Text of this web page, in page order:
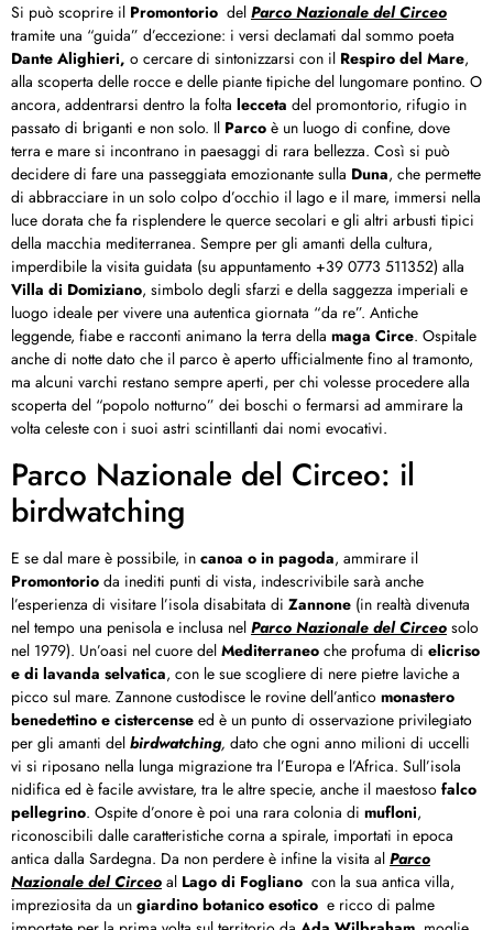
Si può scoprire il Promontorio del Parco Nazionale del Circeo
tramite una “guida” d’eccezione: i versi declamati dal sommo poeta
Dante Alighieri, o cercare di sintonizzarsi con il Respiro del Mare,
alla scoperta delle rocce e delle piante tipiche del lungomare pontino. O
ancora, addentrarsi dentro la folta lecceta del promontorio, rifugio in
passato di briganti e non solo. Il Parco è un luogo di confine, dove
terra e mare si incontrano in paesaggi di rara bellezza. Così si può
decidere di fare una passeggiata emozionante sulla Duna, che permette
di abbracciare in un solo colpo d’occhio il lago e il mare, immersi nella
luce dorata che fa risplendere le querce secolari e gli altri arbusti tipici
della macchia mediterranea. Sempre per gli amanti della cultura,
imperdibile la visita guidata (su appuntamento +39 0773 511352) alla
Villa di Domiziano, simbolo degli sfarzi e della saggezza imperiali e
luogo ideale per vivere una autentica giornata “da re”. Antiche
leggende, fiabe e racconti animano la terra della maga Circe. Ospitale
anche di notte dato che il parco è aperto ufficialmente fino al tramonto,
ma alcuni varchi restano sempre aperti, per chi volesse procedere alla
scoperta del “popolo notturno” dei boschi o fermarsi ad ammirare la
volta celeste con i suoi astri scintillanti dai nomi evocativi.
Parco Nazionale del Circeo: il
birdwatching
E se dal mare è possibile, in canoa o in pagoda, ammirare il
Promontorio da inediti punti di vista, indescrivibile sarà anche
l’esperienza di visitare l’isola disabitata di Zannone (in realtà divenuta
nel tempo una penisola e inclusa nel Parco Nazionale del Circeo solo
nel 1979). Un’oasi nel cuore del Mediterraneo che profuma di elicriso
e di lavanda selvatica, con le sue scogliere di nere pietre laviche a
picco sul mare. Zannone custodisce le rovine dell’antico monastero
benedettino e cistercense ed è un punto di osservazione privilegiato
per gli amanti del birdwatching, dato che ogni anno milioni di uccelli
vi si riposano nella lunga migrazione tra l’Europa e l’Africa. Sull’isola
nidifica ed è facile avvistare, tra le altre specie, anche il maestoso falco
pellegrino. Ospite d’onore è poi una rara colonia di mufloni,
riconoscibili dalle caratteristiche corna a spirale, importati in epoca
antica dalla Sardegna. Da non perdere è infine la visita al Parco
Nazionale del Circeo al Lago di Fogliano con la sua antica villa,
impreziosita da un giardino botanico esotico e ricco di palme